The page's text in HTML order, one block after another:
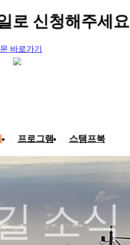
로 신청해주세
바로가기
프로그램 스탬프북
소식